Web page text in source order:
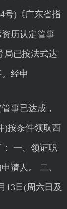
号)《广东省指
历认定管事
局已按法式达
经申
事已达成，
)按条件领取西
一、领证职
请人。 二、
13日(周六日及